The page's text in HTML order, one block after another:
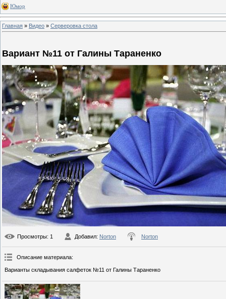
Юмор
Главная » Видео » Серверовка стола
Вариант №11 от Галины Тараненко
Просмотры: 1 Добавил: Norton Norton
Описание материала:
Варианты складывания салфеток №11 от Галины Тараненко